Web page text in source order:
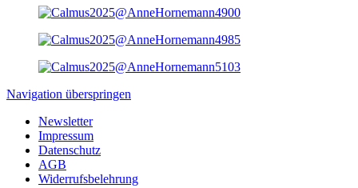
Navigation überspringen
Newsletter
Impressum
Datenschutz
AGB
Widerrufsbelehrung